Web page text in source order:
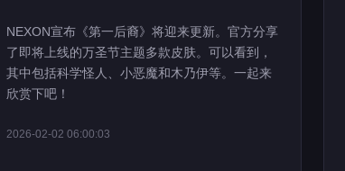
NEXON宣布《第一后裔》将迎来更新。官方分享
了即将上线的万圣节主题多款皮肤。可以看到，
其中包括科学怪人、小恶魔和木乃伊等。一起来
欣赏下吧！
2026-02-02 06:00:03